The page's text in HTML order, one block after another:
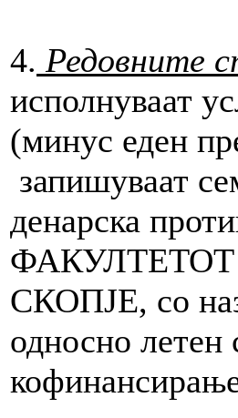
4. Редовните
исполнуваат
(минус еден
запишуваат
денарска
СКОПЈЕ, со
односно летен